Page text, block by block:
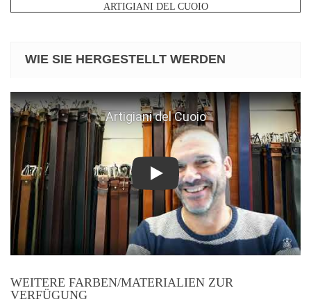
ARTIGIANI DEL CUOIO
WIE SIE HERGESTELLT WERDEN
Play
WEITERE FARBEN/MATERIALIEN ZUR
VERFÜGUNG